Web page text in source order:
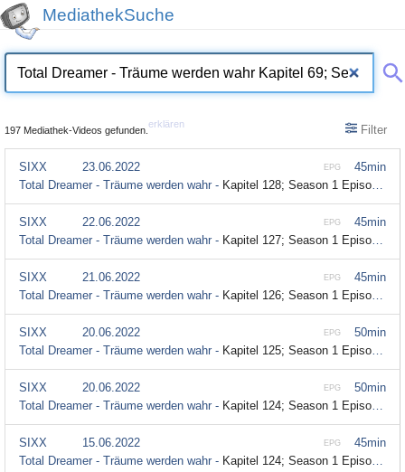
MediathekSuche
197 Mediathek-Videos gefunden.
erklären Filter
45min
EPG
SIXX
23.06.2022
Total Dreamer - Träume werden wahr - Kapitel 128; Season 1 Episode 128
45min
EPG
SIXX
22.06.2022
Total Dreamer - Träume werden wahr - Kapitel 127; Season 1 Episode 127
45min
EPG
SIXX
21.06.2022
Total Dreamer - Träume werden wahr - Kapitel 126; Season 1 Episode 126
50min
EPG
SIXX
20.06.2022
Total Dreamer - Träume werden wahr - Kapitel 125; Season 1 Episode 125
50min
EPG
SIXX
20.06.2022
Total Dreamer - Träume werden wahr - Kapitel 124; Season 1 Episode 124
45min
EPG
SIXX
15.06.2022
Total Dreamer - Träume werden wahr - Kapitel 124; Season 1 Episode 124